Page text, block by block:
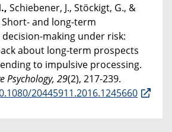
Schiebener, J., Stöckigt, G., &
Short- and long-term
making under risk:
about long-term prospects
to impulsive processing.
Psychology, 29(2), 217-239.
20445911.2016.1245660